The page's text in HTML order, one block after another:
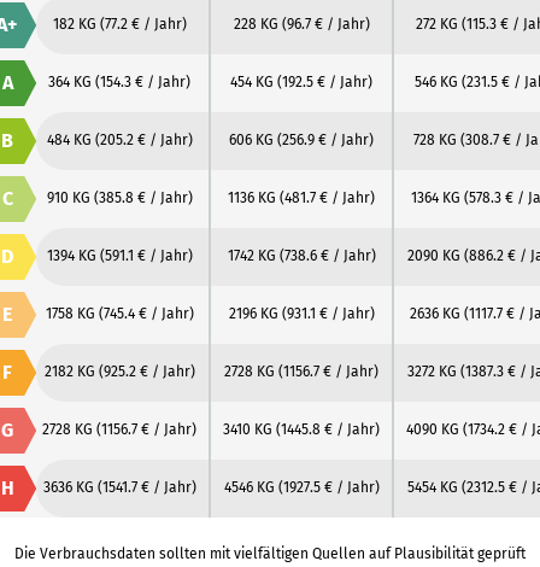
182 KG (77.2 € / Jahr) 228 KG (96.7 € / Jahr) 272 KG (115.3 € /
A 364 KG (154.3 € / Jahr) 454 KG (192.5 € / Jahr) 546 KG (231.5 € /
B 484 KG (205.2 € / Jahr) 606 KG (256.9 € / Jahr) 728 KG (308.7 € /
C 910 KG (385.8 € / Jahr) 1136 KG (481.7 € / Jahr) 1364 KG (578.3 € /
D 1394 KG (591.1 € / Jahr) 1742 KG (738.6 € / Jahr) 2090 KG (886.2 € /
E 1758 KG (745.4 € / Jahr) 2196 KG (931.1 € / Jahr) 2636 KG (1117.7 € /
F 2182 KG (925.2 € / Jahr) 2728 KG (1156.7 € / Jahr) 3272 KG (1387.3 € /
G 2728 KG (1156.7 € / Jahr) 3410 KG (1445.8 € / Jahr) 4090 KG (1734.2 € /
H 3636 KG (1541.7 € / Jahr) 4546 KG (1927.5 € / Jahr) 5454 KG (2312.5 € /
Die Verbrauchsdaten sollten mit vielfältigen Quellen auf Plausibilität geprüft